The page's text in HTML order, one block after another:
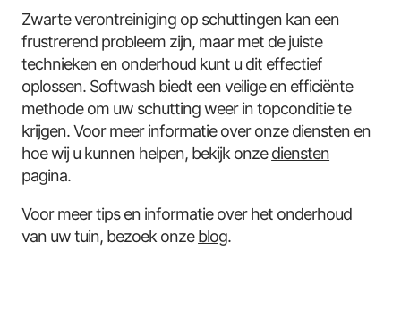
Zwarte verontreiniging op schuttingen kan een
frustrerend probleem zijn, maar met de juiste
technieken en onderhoud kunt u dit effectief
oplossen. Softwash biedt een veilige en efficiënte
methode om uw schutting weer in topconditie te
krijgen. Voor meer informatie over onze diensten en
hoe wij u kunnen helpen, bekijk onzediensten
pagina.
Voor meer tips en informatie over het onderhoud
van uw tuin, bezoek onzeblog.